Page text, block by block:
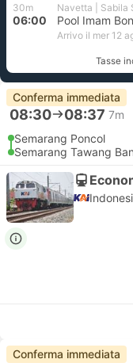
30m Navetta | Sabila
06:00 Pool Imam
Arrivo il mer 12
Tasse
Conferma immediata
08:30 08:37 7m
Semarang Poncol
Semarang Tawang
Conferma immediata